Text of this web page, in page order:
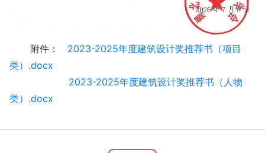
附件：
2023-2025年度建筑设计奖推荐书（项目
类）.docx
2023-2025年度建筑设计奖推荐书（人物
类）.docx